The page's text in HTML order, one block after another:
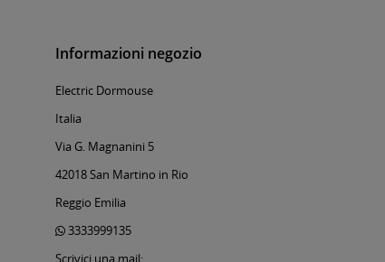
Informazioni negozio
Electric Dormouse
Italia
Via G. Magnanini 5
42018 San Martino in Rio
Reggio Emilia
3333999135
Scrivici una mail: